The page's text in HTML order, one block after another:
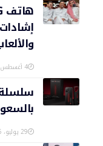
4 أغسطس، 2026
29 يوليو، 2026